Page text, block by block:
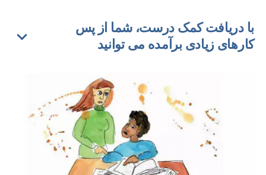
با دریافت کمک درست، شما از پس
کارهای زیادی برآمده می توانید